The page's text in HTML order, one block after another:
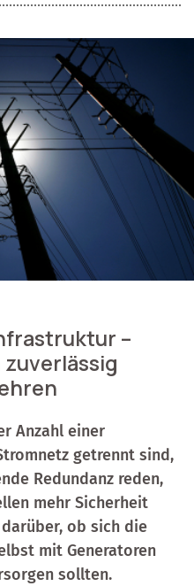
–
Anzahl einer
getrennt sind,
Redundanz reden,
mehr Sicherheit
ob sich die
mit Generatoren
sollten.